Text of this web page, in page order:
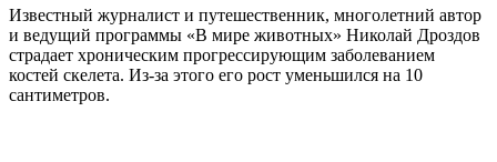
Известный журналист и путешественник, многолетний автор
и ведущий программы «В мире животных» Николай Дроздов
страдает хроническим прогрессирующим заболеванием
костей скелета. Из-за этого его рост уменьшился на 10
сантиметров.